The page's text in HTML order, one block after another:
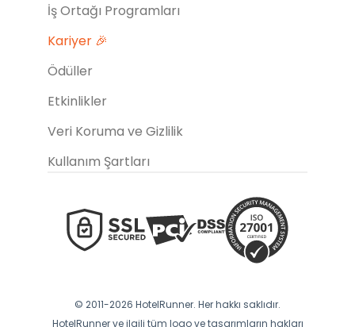
İş Ortağı Programları
Kariyer 🎉
Ödüller
Etkinlikler
Veri Koruma ve Gizlilik
Kullanım Şartları
© 2011-2026 HotelRunner. Her hakkı saklıdır.
HotelRunner ve ilgili tüm logo ve tasarımların hakları